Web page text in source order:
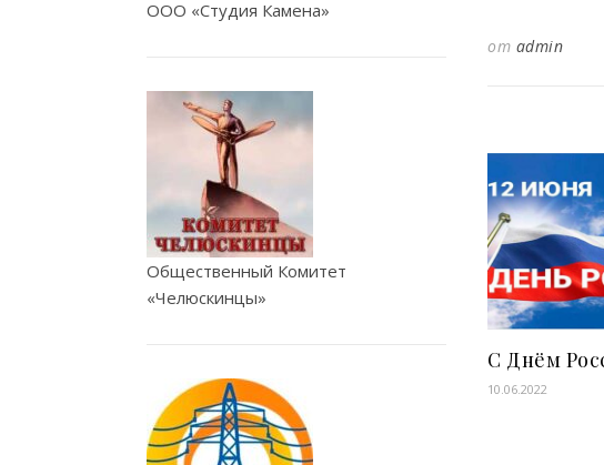
ООО «Студия Камена»
Общественный Комитет
«Челюскинцы»
от admin
С Днём
10.06.2022